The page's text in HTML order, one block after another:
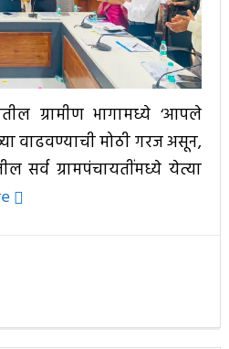
ग्रामीण भागामध्ये ‘आपले
वाढवण्याची मोठी गरज असून,
सर्व ग्रामपंचायतींमध्ये येत्या